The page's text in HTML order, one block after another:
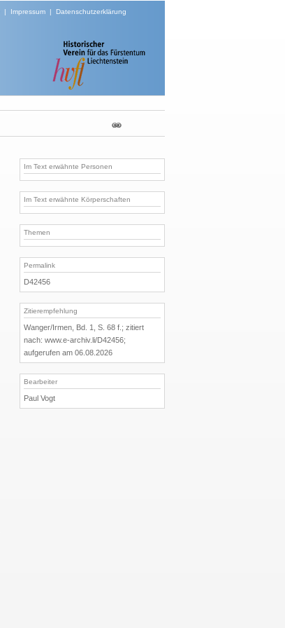
| Impressum| Datenschutzerklärung
Im Text erwähnte Personen
Im Text erwähnte Körperschaften
Themen
Permalink
D42456
Zitierempfehlung
Wanger/Irmen, Bd. 1, S. 68 f.; zitiert
nach: www.e-archiv.li/D42456;
aufgerufen am 06.08.2026
Bearbeiter
Paul Vogt